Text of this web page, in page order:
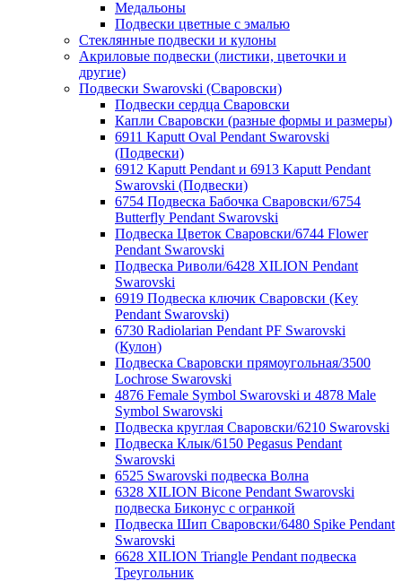
Медальоны
Подвески цветные с эмалью
Стеклянные подвески и кулоны
Акриловые подвески (листики, цветочки и
другие)
Подвески Swarovski (Сваровски)
Подвески сердца Сваровски
Капли Сваровски (разные формы и размеры)
6911 Kaputt Oval Pendant Swarovski
(Подвески)
6912 Kaputt Pendant и 6913 Kaputt Pendant
Swarovski (Подвески)
6754 Подвеска Бабочка Сваровски/6754
Butterfly Pendant Swarovski
Подвеска Цветок Сваровски/6744 Flower
Pendant Swarovski
Подвеска Риволи/6428 XILION Pendant
Swarovski
6919 Подвеска ключик Сваровски (Key
Pendant Swarovski)
6730 Radiolarian Pendant PF Swarovski
(Кулон)
Подвеска Сваровски прямоугольная/3500
Lochrose Swarovski
4876 Female Symbol Swarovski и 4878 Male
Symbol Swarovski
Подвеска круглая Сваровски/6210 Swarovski
Подвеска Клык/6150 Pegasus Pendant
Swarovski
6525 Swarovski подвеска Волна
6328 XILION Bicone Pendant Swarovski
подвеска Биконус c огранкой
Подвеска Шип Сваровски/6480 Spike Pendant
Swarovski
6628 XILION Triangle Pendant подвеска
Треугольник